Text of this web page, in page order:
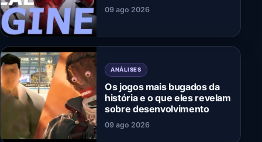
09 ago 2026
ANÁLISES
Os jogos mais bugados da
história e o que eles revelam
sobre desenvolvimento
09 ago 2026